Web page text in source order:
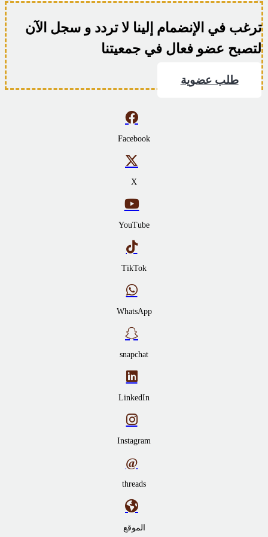
ترغب في الإنضمام إلينا لا تردد و سجل الآن
لتصبح عضو فعال في جمعيتنا
طلب عضوية
Facebook
X
YouTube
TikTok
WhatsApp
snapchat
LinkedIn
Instagram
threads
الموقع